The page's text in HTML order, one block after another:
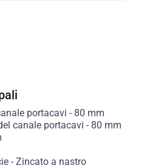
portacavi - 80 mm
canale portacavi - 80 mm
- Zincato a nastro